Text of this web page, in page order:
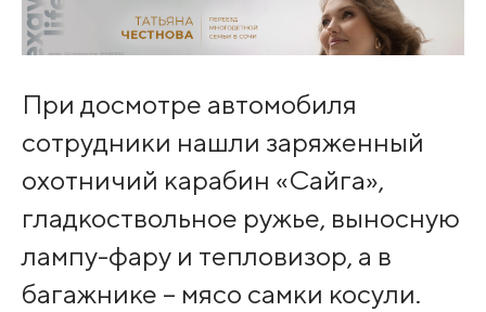
При досмотре автомобиля
сотрудники нашли заряженный
охотничий карабин «Сайга»,
гладкоствольное ружье, выносную
лампу-фару и тепловизор, а в
багажнике – мясо самки косули.